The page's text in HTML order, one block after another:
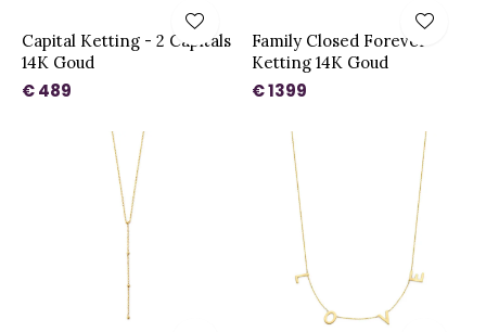
Capital Ketting - 2 Capitals
14K Goud
€ 489
Family Closed Forever
Ketting 14K Goud
€ 1399